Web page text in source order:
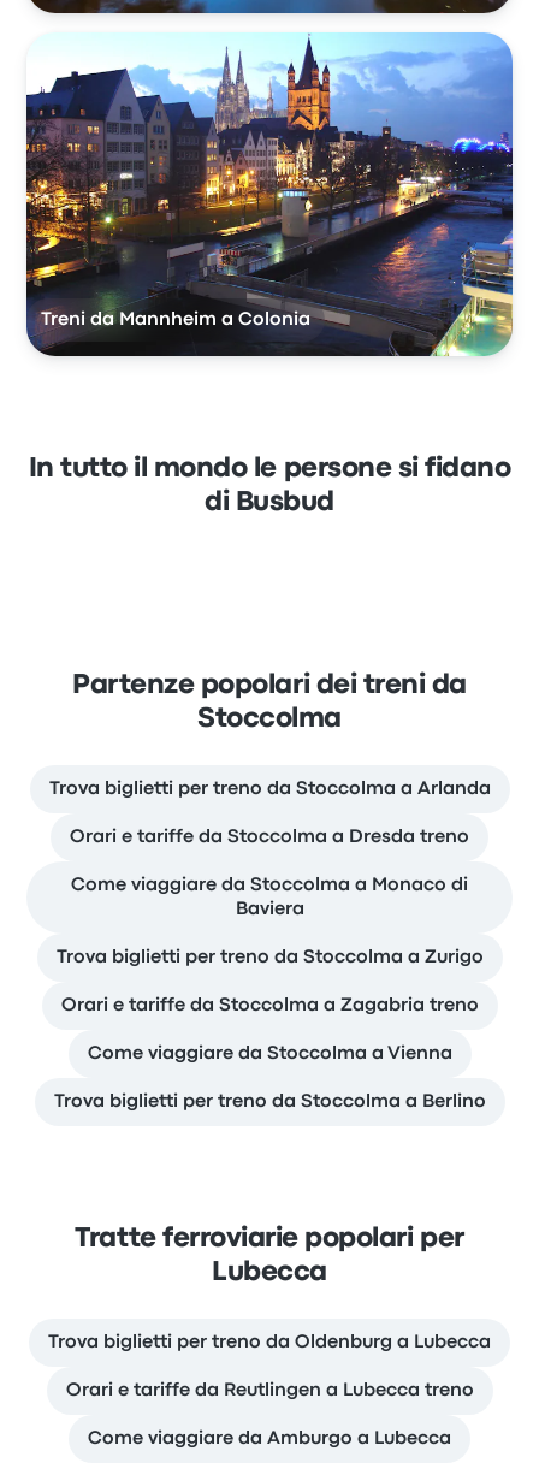
Treni da Mannheim a Colonia
In tutto il mondo le persone si fidano
di Busbud
Partenze popolari dei treni da
Stoccolma
Trova biglietti per treno da Stoccolma a Arlanda
Orari e tariffe da Stoccolma a Dresda treno
Come viaggiare da Stoccolma a Monaco di
Baviera
Trova biglietti per treno da Stoccolma a Zurigo
Orari e tariffe da Stoccolma a Zagabria treno
Come viaggiare da Stoccolma a Vienna
Trova biglietti per treno da Stoccolma a Berlino
Tratte ferroviarie popolari per
Lubecca
Trova biglietti per treno da Oldenburg a Lubecca
Orari e tariffe da Reutlingen a Lubecca treno
Come viaggiare da Amburgo a Lubecca